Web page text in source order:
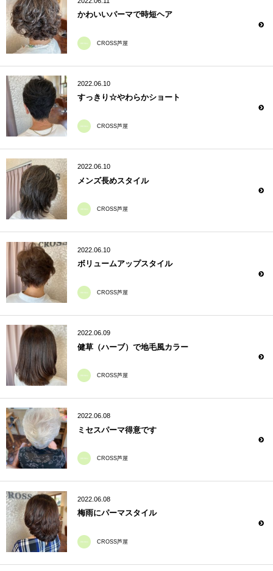
かわいいパーマで時短ヘア
CROSS芦屋
2022.06.10
すっきり☆やわらかショート
CROSS芦屋
2022.06.10
メンズ長めスタイル
CROSS芦屋
2022.06.10
ボリュームアップスタイル
CROSS芦屋
2022.06.09
健草（ハーブ）で地毛風カラー
CROSS芦屋
2022.06.08
ミセスパーマ得意です
CROSS芦屋
2022.06.08
梅雨にパーマスタイル
CROSS芦屋